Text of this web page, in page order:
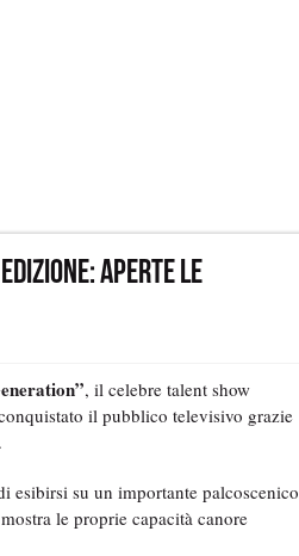
Aperte le
, il celebre talent show
il pubblico televisivo grazie
esibirsi su un importante palcoscenico
le proprie capacità canore